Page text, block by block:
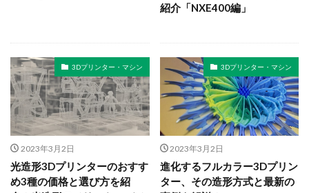
紹介「NXE400編」
3Dプリンター・マシン
2023年3月2日
光造形3Dプリンターのおすす
め3種の価格と選び方を紹
3Dプリンター・マシン
2023年3月2日
進化するフルカラー3Dプリン
ター、その造形方式と最新の